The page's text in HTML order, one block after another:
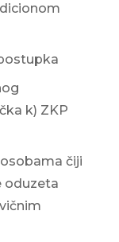
k) ZKP
čiji
oduzeta